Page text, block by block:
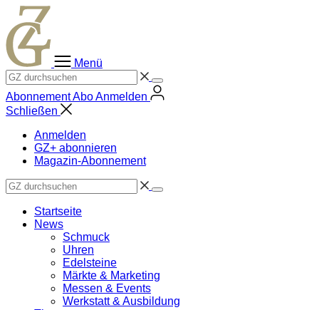
Zum
Inhalt
springen
Menü
AbonnementAboAnmelden
Schließen
Anmelden
GZ+ abonnieren
Magazin-Abonnement
Startseite
News
Schmuck
Uhren
Edelsteine
Märkte & Marketing
Messen & Events
Werkstatt & Ausbildung